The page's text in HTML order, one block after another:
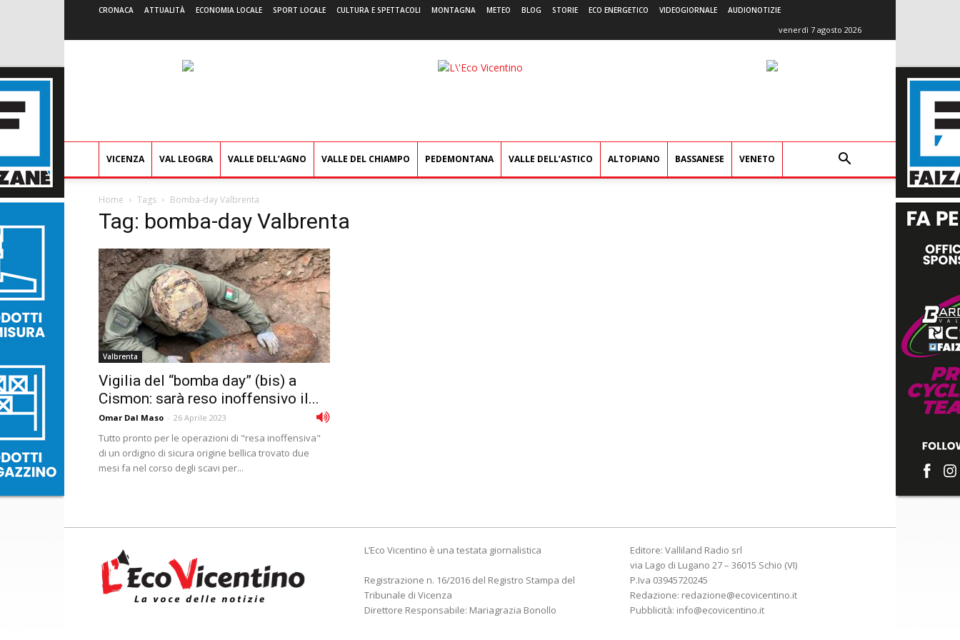
CRONACA ATTUALITÀ ECONOMIA LOCALE SPORT LOCALE CULTURA E SPETTACOLI MONTAGNA METEO BLOG STORIE ECO ENERGETICO VIDEOGIORNALE AUDIONOTIZIE
venerdì 7 agosto 2026
L'Eco
VICENZA VAL LEOGRA VALLE DELL’AGNO VALLE DEL CHIAMPO PEDEMONTANA VALLE DELL’ASTICO ALTOPIANO BASSANESE VENETO
Home Tags Bomba-day Valbrenta
Tag: bomba-day Valbrenta
Valbrenta
Vigilia del “bomba day” (bis) a
Cismon: sarà reso inoffensivo il...
Omar Dal Maso - 26 Aprile 2023
Tutto pronto per le operazioni di "resa inoffensiva"
di un ordigno di sicura origine bellica trovato due
mesi fa nel corso degli scavi per...
L’Eco Vicentino è una testata giornalistica
Registrazione n. 16/2016 del Registro Stampa del
Tribunale di Vicenza
Direttore Responsabile: Mariagrazia Bonollo
Editore: Valliland Radio srl
via Lago di Lugano 27 – 36015 Schio (VI)
P.Iva 03945720245
Redazione: redazione@ecovicentino.it
Pubblicità: info@ecovicentino.it